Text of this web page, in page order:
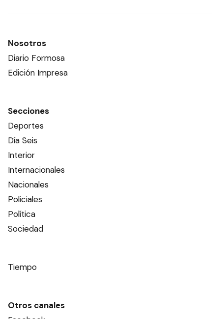
Nosotros
Diario Formosa
Edición Impresa
Secciones
Deportes
Día Seis
Interior
Internacionales
Nacionales
Policiales
Política
Sociedad
Tiempo
Otros canales